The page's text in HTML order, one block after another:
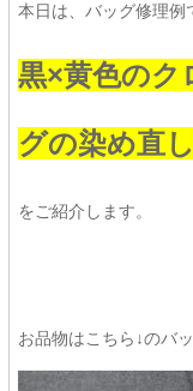
本日は、バッグ修理例
黒×黄色のク
グの染め直し
をご紹介します。
お品物はこちら↓のバッ